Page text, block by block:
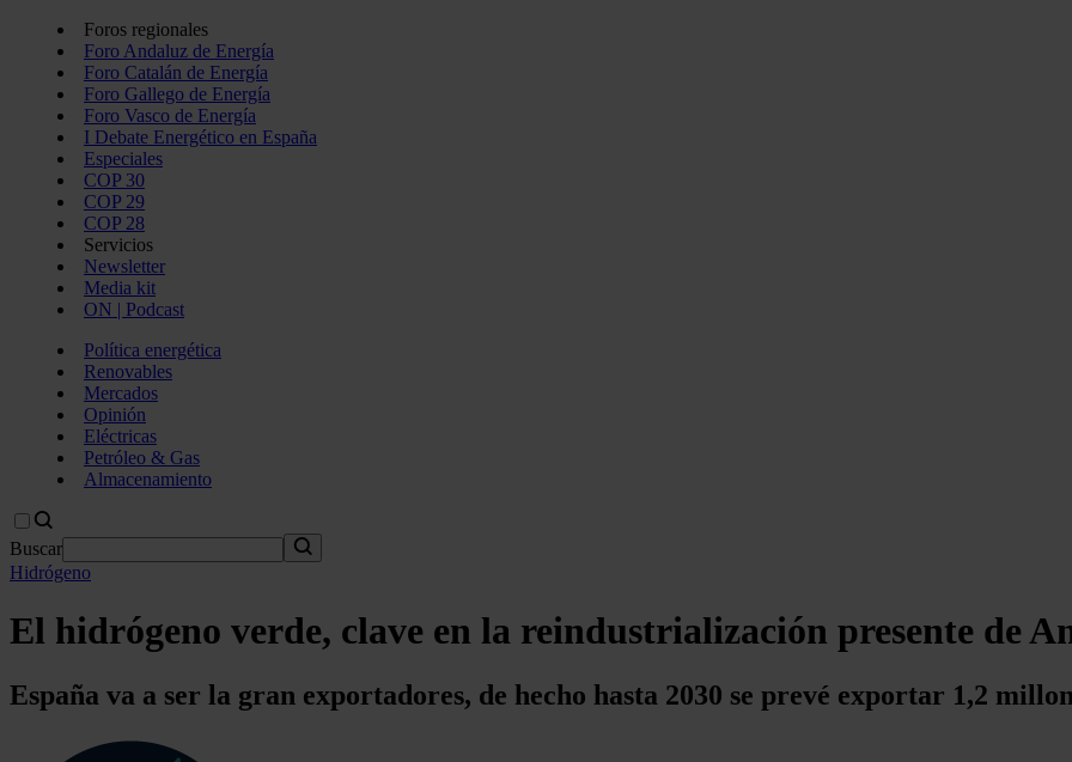
Foros regionales
Foro Andaluz de Energía
Foro Catalán de Energía
Foro Gallego de Energía
Foro Vasco de Energía
I Debate Energético en España
Especiales
COP 30
COP 29
COP 28
Servicios
Newsletter
Media kit
ON | Podcast
Política energética
Renovables
Mercados
Opinión
Eléctricas
Petróleo & Gas
Almacenamiento
Buscar
Hidrógeno
El hidrógeno verde, clave en la reindustrialización presente de
España va a ser la gran exportadores, de hecho hasta 2030 se prevé exportar 1,2